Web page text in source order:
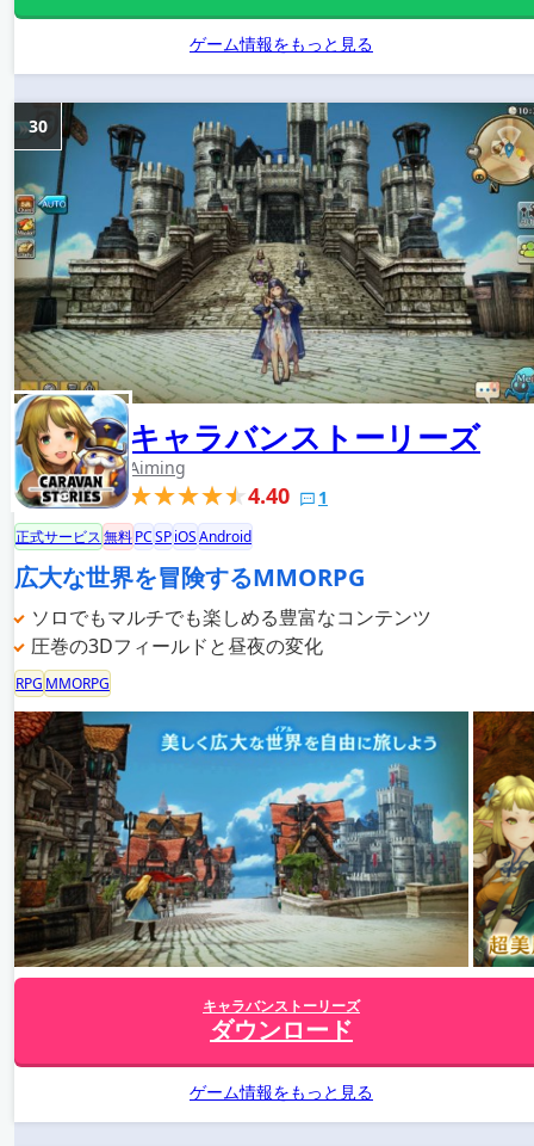
ゲーム情報をもっと見る
キャラバンストーリーズ
Aiming
4.40 1
30
正式サービス無料PCSPiOSAndroid
広大な世界を冒険するMMORPG
ソロでもマルチでも楽しめる豊富なコンテンツ
圧巻の3Dフィールドと昼夜の変化
RPG MMORPG
キャラバンストーリーズ
ダウンロード
ゲーム情報をもっと見る